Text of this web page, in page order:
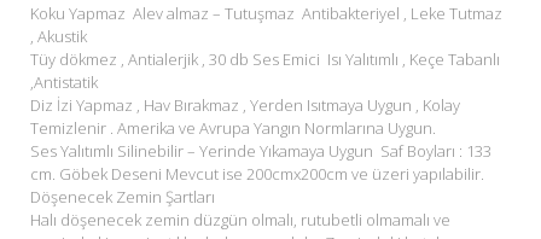
Koku Yapmaz Alev almaz – Tutuşmaz Antibakteriyel , Leke Tutmaz
, Akustik
Tüy dökmez , Antialerjik , 30 db Ses Emici Isı Yalıtımlı , Keçe Tabanlı
,Antistatik
Diz İzi Yapmaz , Hav Bırakmaz , Yerden Isıtmaya Uygun , Kolay
Temizlenir . Amerika ve Avrupa Yangın Normlarına Uygun.
Ses Yalıtımlı Silinebilir – Yerinde Yıkamaya Uygun Saf Boyları : 133
cm. Göbek Deseni Mevcut ise 200cmx200cm ve üzeri yapılabilir.
Döşenecek Zemin Şartları
Halı döşenecek zemin düzgün olmalı, rutubetli olmamalı ve